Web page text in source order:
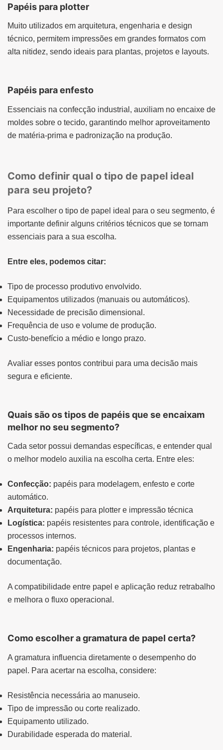
Papéis para plotter
Muito utilizados em arquitetura, engenharia e design
técnico, permitem impressões em grandes formatos com
alta nitidez, sendo ideais para plantas, projetos e layouts.
Papéis para enfesto
Essenciais na confecção industrial, auxiliam no encaixe de
moldes sobre o tecido, garantindo melhor aproveitamento
de matéria-prima e padronização na produção.
Como definir qual o tipo de papel ideal
para seu projeto?
Para escolher o tipo de papel ideal para o seu segmento, é
importante definir alguns critérios técnicos que se tornam
essenciais para a sua escolha.
Entre eles, podemos citar:
Tipo de processo produtivo envolvido.
Equipamentos utilizados (manuais ou automáticos).
Necessidade de precisão dimensional.
Frequência de uso e volume de produção.
Custo-benefício a médio e longo prazo.
Avaliar esses pontos contribui para uma decisão mais
segura e eficiente.
Quais são os tipos de papéis que se encaixam
melhor no seu segmento?
Cada setor possui demandas específicas, e entender qual
o melhor modelo auxilia na escolha certa. Entre eles:
Confecção: papéis para modelagem, enfesto e corte
automático.
Arquitetura: papéis para plotter e impressão técnica
Logística: papéis resistentes para controle, identificação e
processos internos.
Engenharia: papéis técnicos para projetos, plantas e
documentação.
A compatibilidade entre papel e aplicação reduz retrabalho
e melhora o fluxo operacional.
Como escolher a gramatura de papel certa?
A gramatura influencia diretamente o desempenho do
papel. Para acertar na escolha, considere:
Resistência necessária ao manuseio.
Tipo de impressão ou corte realizado.
Equipamento utilizado.
Durabilidade esperada do material.